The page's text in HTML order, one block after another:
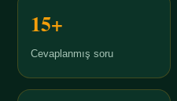
15+
Cevaplanmış soru